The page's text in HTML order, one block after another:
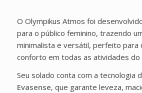
O Olympikus Atmos foi
para o público feminino, trazendo
minimalista e versátil, perfeito para
conforto em todas as atividades do
Seu solado conta com a tecnologia
Evasense, que garante leveza,